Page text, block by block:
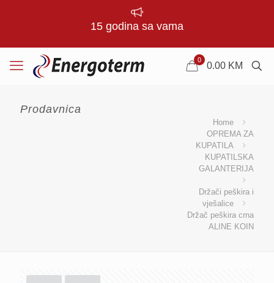
15 godina sa vama
0
0.00 KM
Prodavnica
Home
OPREMA ZA
KUPATILA
KUPATILSKA
GALANTERIJA
Držači peškira i
vješalice
Držač peškira crna
ALINE KOIN